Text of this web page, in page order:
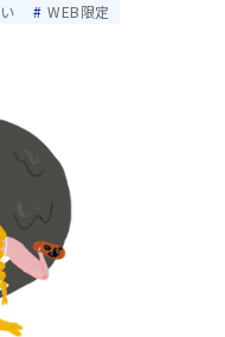
WEB限定